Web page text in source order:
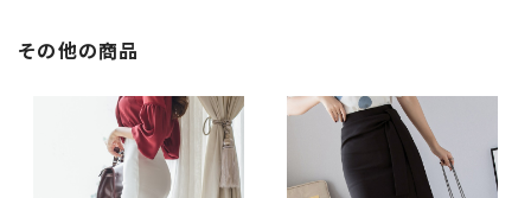
0240
その他の商品